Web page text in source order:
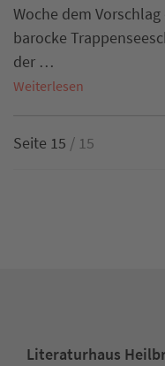
Woche dem
barocke
der …
Weiterlesen
Seite 15 / 15
Literaturhaus